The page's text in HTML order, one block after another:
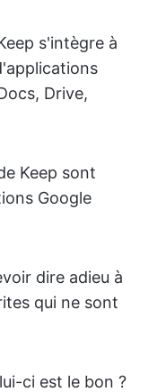
s'intègre à
Drive,
Keep sont
Google
dire adieu à
qui ne sont
ci est le bon ?